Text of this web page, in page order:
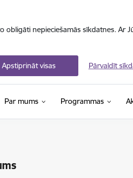
obligāti nepieciešamās sīkdatnes.
Apstiprināt visas Pārvaldīt
Par mums Programmas